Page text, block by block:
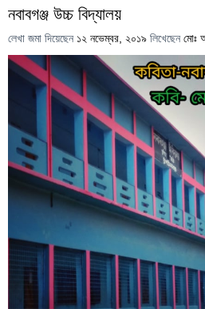
নবাবগঞ্জ উচ্চ বিদ্যালয়
লেখা জমা দিয়েছেন ১২ নভেম্বর, ২০১৯ লিখেছেন মোঃ